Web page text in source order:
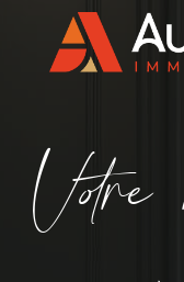
Vore